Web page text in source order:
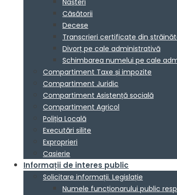
Nașteri
Căsătorii
Decese
Transcrieri certificate din
Divorț pe cale administrativă
Schimbarea numelui pe cale
Compartiment Taxe și impozite
Compartiment Juridic
Compartiment Asistență socială
Compartiment Agricol
Poliția Locală
Executări silite
Exproprieri
Casierie
Informații de interes public
Solicitare informații. Legislație
Numele funcționarului public